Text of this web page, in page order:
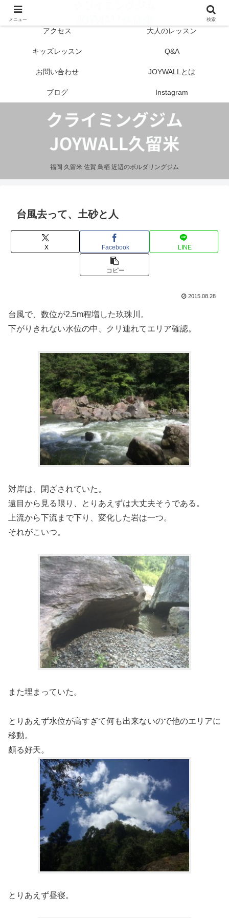
福岡 久留米 佐賀 鳥栖 近辺のボルダリングジム
アクセス 大人のレッスン
キッズレッスン Q&A
お問い合わせ JOYWALLとは
ブログ Instagram
台風去って、土砂と人
X Facebook LINE
コピー
2015.08.28
台風で、数位が2.5m程増した玖珠川。
下がりきれない水位の中、クリ連れてエリア確認。
対岸は、閉ざされていた。
遠目から見る限り、とりあえずは大丈夫そうである。
上流から下流まで下り、変化した岩は一つ。
それがこいつ。
また埋まっていた。
とりあえず水位が高すぎて何も出来ないので他のエリアに
移動。
頗る好天。
とりあえず昼寝。
メニュー 検索